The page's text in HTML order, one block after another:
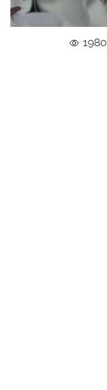
1980